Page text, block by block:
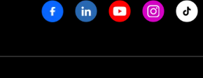
FacebookLinkedinYoutubeInstagram
Tiktok